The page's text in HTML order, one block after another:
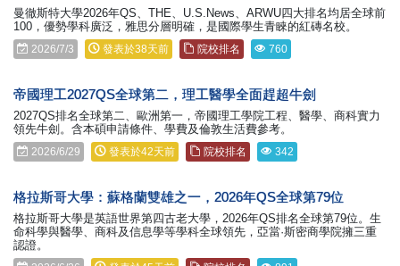
曼徹斯特大學2026年QS、THE、U.S.News、ARWU四大排名均居全球前
100，優勢學科廣泛，雅思分層明確，是國際學生青睞的紅磚名校。
2026/7/3 發表於38天前 院校排名 760
帝國理工2027QS全球第二，理工醫學全面趕超牛劍
2027QS排名全球第二、歐洲第一，帝國理工學院工程、醫學、商科實力
領先牛劍。含本碩申請條件、學費及倫敦生活費參考。
2026/6/29 發表於42天前 院校排名 342
格拉斯哥大學：蘇格蘭雙雄之一，2026年QS全球第79位
格拉斯哥大學是英語世界第四古老大學，2026年QS排名全球第79位。生
命科學與醫學、商科及信息學等學科全球領先，亞當·斯密商學院擁三重
認證。